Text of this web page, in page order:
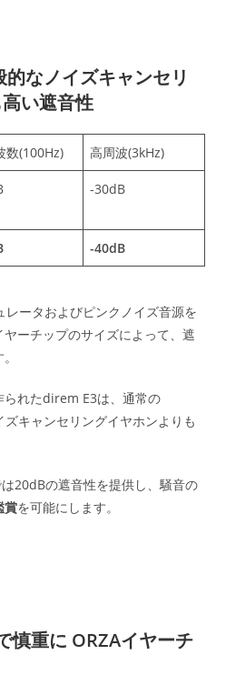
なノイズキャンセリ
い遮音性
数(100Hz) 高周波(3kHz)
-30dB
-40dB
ータおよびピンクノイズ音源を
ーチップのサイズによって、遮
られたdirem E3は、通常の
キャンセリングイヤホンよりも
20dBの遮音性を提供し、騒音の
賞を可能にします。
慎重に ORZAイヤーチ